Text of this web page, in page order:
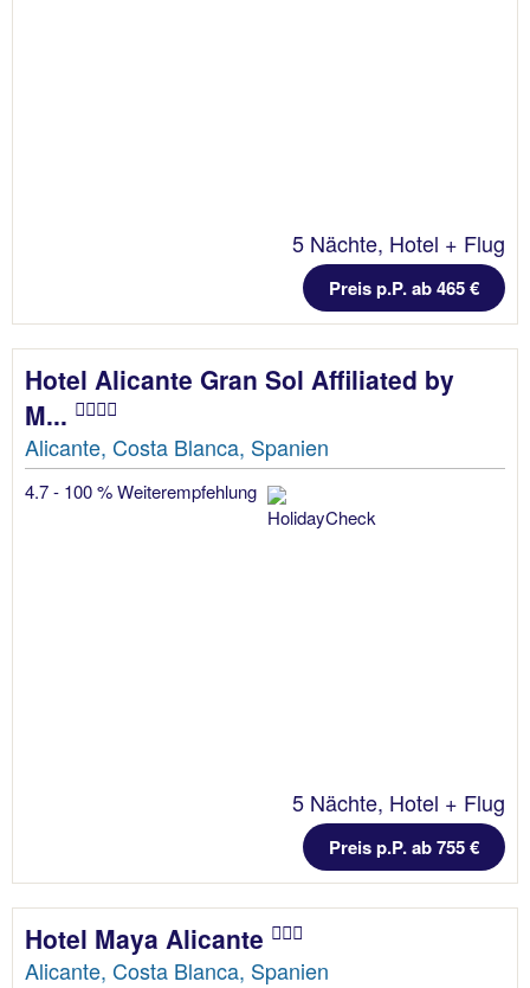
5 Nächte, Hotel + Flug
Preis p.P. ab 465 €
Hotel Alicante Gran Sol Affiliated by
M...
Alicante, Costa Blanca, Spanien
4.7 - 100 % Weiterempfehlung
5 Nächte, Hotel + Flug
Preis p.P. ab 755 €
Hotel Maya Alicante
Alicante, Costa Blanca, Spanien